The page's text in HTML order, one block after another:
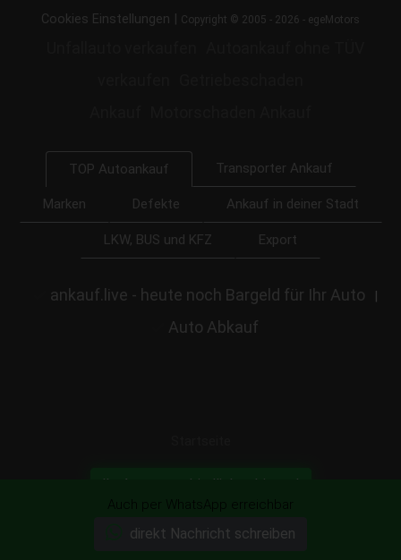
Cookies Einstellungen | Copyright © 2005 - 2026 - egeMotors
TOP Autoankauf Transporter Ankauf
Marken Defekte Ankauf in deiner Stadt
LKW, BUS und KFZ Export
ankauf.live - heute noch Bargeld für Ihr Auto |
Auto Abkauf
Ihr Auto unverbindlich anbieten!
Auch per WhatsApp erreichbar
direkt Nachricht schreiben